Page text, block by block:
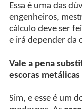
Essa é uma das
engenheiros,
cálculo deve ser
e irá depender da
Vale a pena
escoras metálicas
Sim, e esse é um